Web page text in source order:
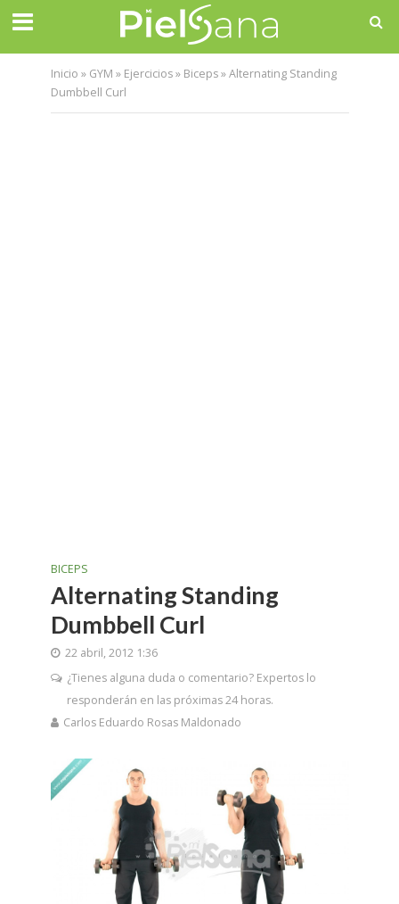
Inicio » GYM » Ejercicios» Biceps»Alternating Standing
Dumbbell Curl
BICEPS
Alternating Standing
Dumbbell Curl
22 abril, 2012 1:36
¿Tienes alguna duda o comentario? Expertos lo
responderán en las próximas 24 horas.
Carlos Eduardo Rosas Maldonado